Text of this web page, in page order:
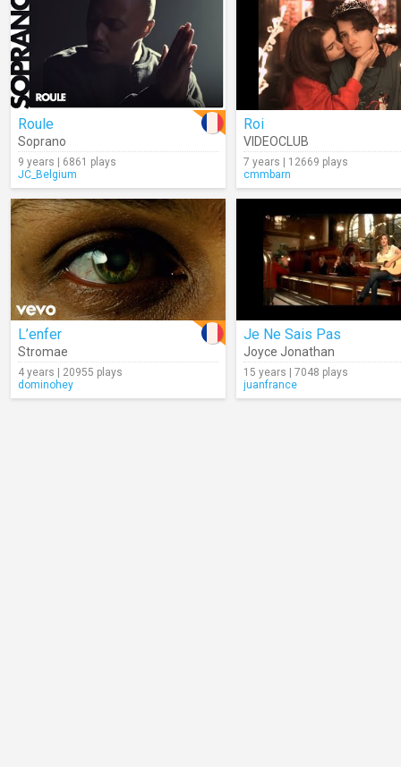
Roule
Soprano
9 years | 6861 plays
JC_Belgium
Roi
VIDEOCLUB
7 years | 12669 plays
cmmbarn
L’enfer
Stromae
4 years | 20955 plays
dominohey
Je Ne Sais Pas
Joyce Jonathan
15 years | 7048 plays
juanfrance